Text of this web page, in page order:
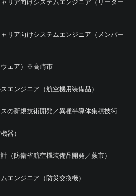
ャリア向けシステムエンジニア（リーダー
ャリア向けシステムエンジニア（メンバー
ウェア）※高崎市
エンジニア（航空機用装備品）
スの新規技術開発／異種半導体集積技術
器）
（防衛省航空機装備品開発／蕨市）
エンジニア（防災交換機）